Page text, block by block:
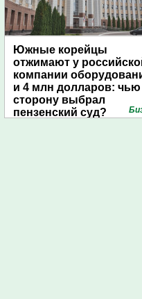
Южные корейцы
отжимают у
компании
и 4 млн долларов: чью
сторону выбрал
пензенский суд?